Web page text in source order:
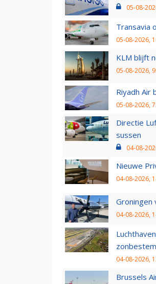
05-08-
Transavia
05-08-2026,
KLM blijft
05-08-2026,
Riyadh Air
05-08-2026,
Directie
sussen
04-08-
Nieuwe
04-08-2026,
Groningen
04-08-2026,
04-08-2026,
Brussels